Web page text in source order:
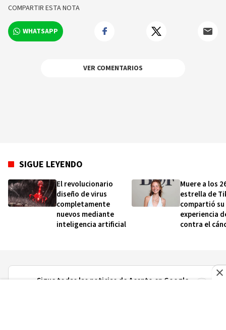
independencia. La BBC cuenta con una red de
más de 250 corresponsales en territorio
británico y más de 100 ciudades capitales de
todo el mundo.
COMPARTIR ESTA NOTA
WHATSAPP
VER COMENTARIOS
SIGUE LEYENDO
El revolucionario
diseño de virus
completamente
nuevos mediante
inteligencia artificial
Muere a los
estrella de
compartió su
experiencia
contra el
Sigue todas las noticias de Acento en Google